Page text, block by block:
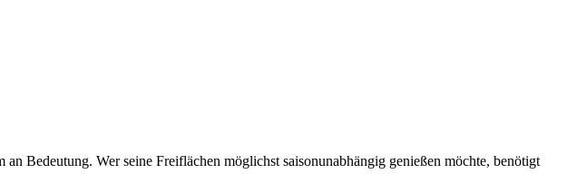
Bedeutung. Wer seine Freiflächen möglichst saisonunabhängig genießen möchte, benötigt